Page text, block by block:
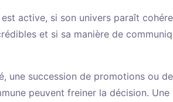
est active, si son univers paraît
et si sa manière de
une succession de promotions ou
peuvent freiner la décision. Une